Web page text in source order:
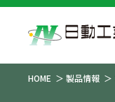
HOME 製品情報